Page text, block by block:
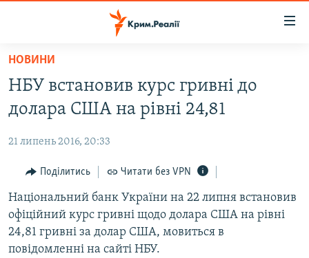
Перейти
основного
матеріалу
Перейти
до
навігації
Перейти
до
пошуку
ВІДЕО ТА ФОТО
ПОЛІТИКА
БЛОГИ
ПОГЛЯД
ІНТЕРВ'Ю
ВСЕ ЗА ДЕНЬ
НОВИНИ
НБУ встановив курс гривні до
долара США на рівні 24,81
21 липень 2016, 20:33
Поділитись Читати без VPN
Національний банк України на 22 липня встановив
офіційний курс гривні щодо долара США на рівні
24,81 гривні за долар США, мовиться в
повідомленні на сайті НБУ.